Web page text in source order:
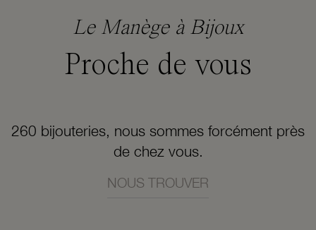
Le Manège à Bijoux
Proche de vous
260 bijouteries, nous sommes forcément près
de chez vous.
NOUS TROUVER